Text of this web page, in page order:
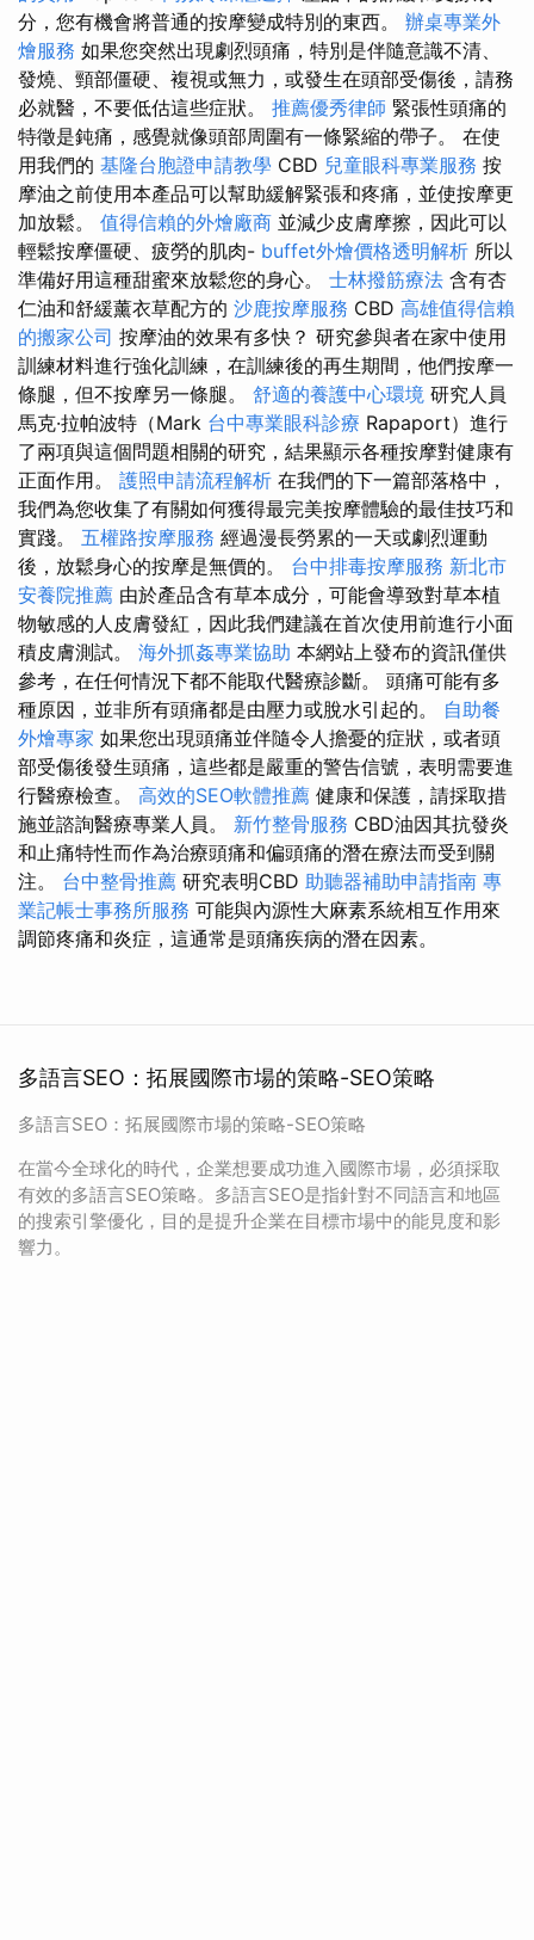
分，您有機會將普通的按摩變成特別的東西。 辦桌專業外
燴服務 如果您突然出現劇烈頭痛，特別是伴隨意識不清、
發燒、頸部僵硬、複視或無力，或發生在頭部受傷後，請務
必就醫，不要低估這些症狀。 推薦優秀律師 緊張性頭痛的
特徵是鈍痛，感覺就像頭部周圍有一條緊縮的帶子。 在使
用我們的 基隆台胞證申請教學 CBD 兒童眼科專業服務 按
摩油之前使用本產品可以幫助緩解緊張和疼痛，並使按摩更
加放鬆。 值得信賴的外燴廠商 並減少皮膚摩擦，因此可以
輕鬆按摩僵硬、疲勞的肌肉- buffet外燴價格透明解析 所以
準備好用這種甜蜜來放鬆您的身心。 士林撥筋療法 含有杏
仁油和舒緩薰衣草配方的 沙鹿按摩服務 CBD 高雄值得信賴
的搬家公司 按摩油的效果有多快？ 研究參與者在家中使用
訓練材料進行強化訓練，在訓練後的再生期間，他們按摩一
條腿，但不按摩另一條腿。 舒適的養護中心環境 研究人員
馬克·拉帕波特（Mark 台中專業眼科診療 Rapaport）進行
了兩項與這個問題相關的研究，結果顯示各種按摩對健康有
正面作用。 護照申請流程解析 在我們的下一篇部落格中，
我們為您收集了有關如何獲得最完美按摩體驗的最佳技巧和
實踐。 五權路按摩服務 經過漫長勞累的一天或劇烈運動
後，放鬆身心的按摩是無價的。 台中排毒按摩服務 新北市
安養院推薦 由於產品含有草本成分，可能會導致對草本植
物敏感的人皮膚發紅，因此我們建議在首次使用前進行小面
積皮膚測試。 海外抓姦專業協助 本網站上發布的資訊僅供
參考，在任何情況下都不能取代醫療診斷。 頭痛可能有多
種原因，並非所有頭痛都是由壓力或脫水引起的。 自助餐
外燴專家 如果您出現頭痛並伴隨令人擔憂的症狀，或者頭
部受傷後發生頭痛，這些都是嚴重的警告信號，表明需要進
行醫療檢查。 高效的SEO軟體推薦 健康和保護，請採取措
施並諮詢醫療專業人員。 新竹整骨服務 CBD油因其抗發炎
和止痛特性而作為治療頭痛和偏頭痛的潛在療法而受到關
注。 台中整骨推薦 研究表明CBD 助聽器補助申請指南 專
業記帳士事務所服務 可能與內源性大麻素系統相互作用來
調節疼痛和炎症，這通常是頭痛疾病的潛在因素。
多語言SEO：拓展國際市場的策略-SEO策略
多語言SEO：拓展國際市場的策略-SEO策略
在當今全球化的時代，企業想要成功進入國際市場，必須採取
有效的多語言SEO策略。多語言SEO是指針對不同語言和地區
的搜索引擎優化，目的是提升企業在目標市場中的能見度和影
響力。